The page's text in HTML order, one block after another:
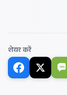
शेयर करें
SMS